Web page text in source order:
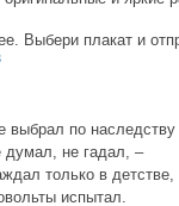
Выбери плакат и
выбрал по наследству
думал, не гадал, –
только в детстве,
испытал.